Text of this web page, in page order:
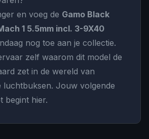
en voeg de Gamo Black
1 5.5mm incl. 3-9X40
nog toe aan je collectie.
zelf waarom dit model de
zet in de wereld van
luchtbuksen. Jouw volgende
begint hier.